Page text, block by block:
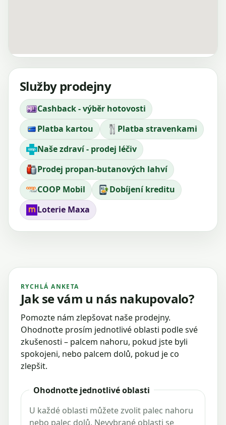
Služby prodejny
Cashback - výběr hotovosti
Platba kartou
Platba stravenkami
Naše zdraví - prodej léčiv
Prodej propan-butanových lahví
COOP Mobil
Dobíjení kreditu
Loterie Maxa
RYCHLÁ ANKETA
Jak se vám u nás nakupovalo?
Pomozte nám zlepšovat naše prodejny.
Ohodnoťte prosím jednotlivé oblasti podle své
zkušenosti – palcem nahoru, pokud jste byli
spokojeni, nebo palcem dolů, pokud je co
zlepšit.
Ohodnoťte jednotlivé oblasti
U každé oblasti můžete zvolit palec nahoru
nebo palec dolů. Nevybrané oblasti se